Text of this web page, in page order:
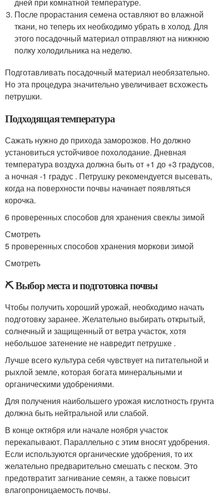
После прорастания семена оставляют во влажной
ткани, но теперь их необходимо убрать в холод. Для
этого посадочный материал отправляют на нижнюю
полку холодильника на неделю.
Подготавливать посадочный материал необязательно.
Но эта процедура значительно увеличивает всхожесть
петрушки.
Подходящая температура
Сажать нужно до прихода заморозков. Но должно
установиться устойчивое похолодание. Дневная
температура воздуха должна быть от +1 до +3 градусов,
а ночная -1 градус . Петрушку рекомендуется высевать,
когда на поверхности почвы начинает появляться
корочка.
6 проверенных способов для хранения свеклы зимой
Смотреть
5 проверенных способов хранения моркови зимой
Смотреть
⛏ Выбор места и подготовка почвы
Чтобы получить хороший урожай, необходимо начать
подготовку заранее. Желательно выбирать открытый,
солнечный и защищенный от ветра участок, хотя
небольшое затенение не навредит петрушке .
Лучше всего культура себя чувствует на питательной и
рыхлой земле, которая богата минеральными и
органическими удобрениями.
Для получения наибольшего урожая кислотность грунта
должна быть нейтральной или слабой.
В конце октября или начале ноября участок
перекапывают. Параллельно с этим вносят удобрения.
Если используются органические удобрения, то их
желательно предварительно смешать с песком. Это
предотвратит загнивание семян, а также повысит
влагопроницаемость почвы.